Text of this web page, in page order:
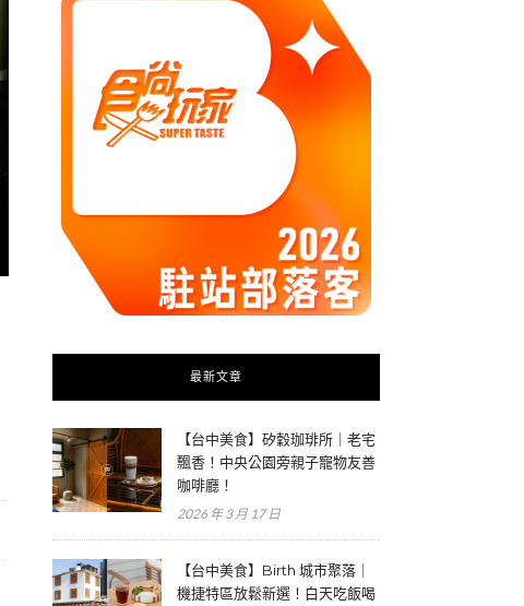
最新文章
【台中美食】矽穀珈琲所｜老宅
飄香！中央公園旁親子寵物友善
咖啡廳！
2026 年 3 月 17 日
【台中美食】Birth 城市聚落｜
機捷特區放鬆新選！白天吃飯喝